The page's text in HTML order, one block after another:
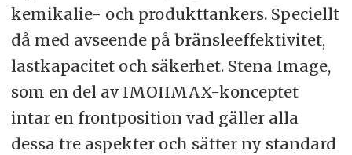
kemikalie- och produkttankers. Speciellt
då med avseende på bränsleeffektivitet,
lastkapacitet och säkerhet. Stena Image,
som en del av IMOIIMAX-konceptet
intar en frontposition vad gäller alla
dessa tre aspekter och sätter ny standard